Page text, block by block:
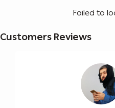
Failed to
Customers Reviews